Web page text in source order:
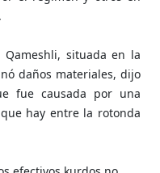
situada en la
daños materiales, dijo
fue causada por una
hay entre la rotonda